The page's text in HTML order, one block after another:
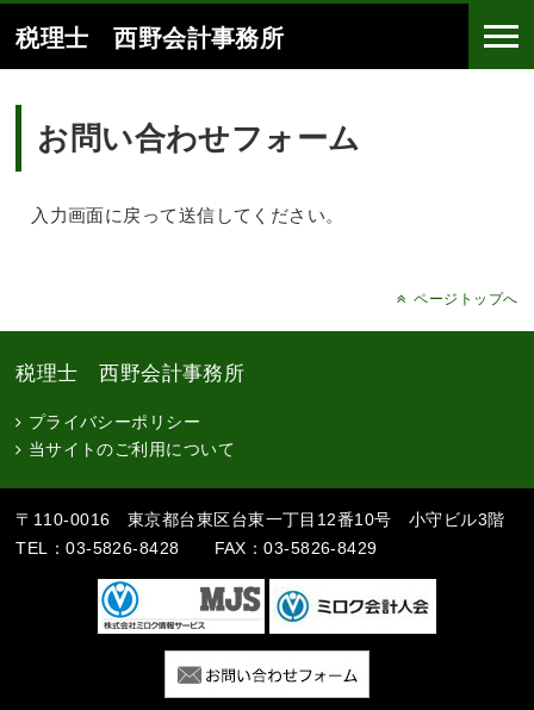
税理士 西野会計事務所
お問い合わせフォーム
入力画面に戻って送信してください。
ページトップへ
税理士 西野会計事務所
プライバシーポリシー
当サイトのご利用について
〒110-0016 東京都台東区台東一丁目12番10号 小守ビル3階
TEL：03-5826-8428 FAX：03-5826-8429